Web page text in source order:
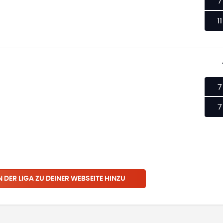
11
7
7
DER LIGA ZU DEINER WEBSEITE HINZU